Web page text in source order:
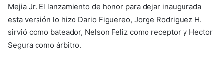
Mejia Jr. El lanzamiento de honor para dejar inaugurada
esta versión lo hizo Dario Figuereo, Jorge Rodriguez H.
sirvió como bateador, Nelson Feliz como receptor y Hector
Segura como árbitro.